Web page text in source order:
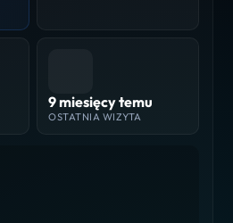
9 miesięcy temu
OSTATNIA WIZYTA